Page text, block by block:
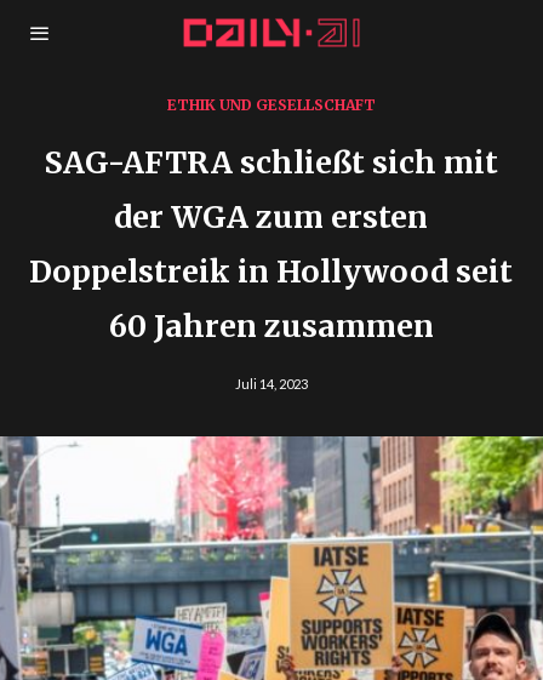
ETHIK UND GESELLSCHAFT
SAG-AFTRA schließt sich mit
der WGA zum ersten
Doppelstreik in Hollywood seit
60 Jahren zusammen
Juli 14, 2023